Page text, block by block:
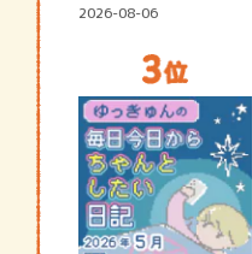
2026-08-06